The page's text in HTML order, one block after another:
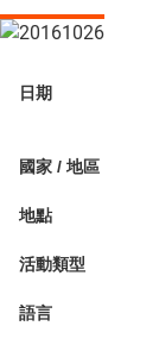
日期
國家 / 地區
地點
活動類型
語言